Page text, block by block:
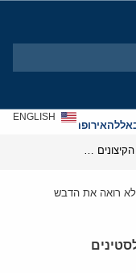
אירופהאנטישמיות
ENGLISH
רואה את הדבש